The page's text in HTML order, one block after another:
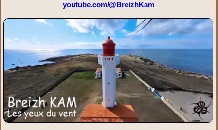
youtube.com/@BreizhKam